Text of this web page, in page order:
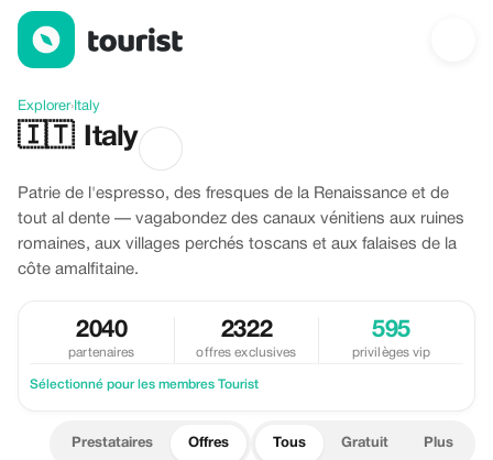
Offres à Italy
Explorer› Italy
🇮🇹 Italy
Patrie de l'espresso, des fresques de la Renaissance et de
tout al dente — vagabondez des canaux vénitiens aux ruines
romaines, aux villages perchés toscans et aux falaises de la
côte amalfitaine.
2040
partenaires
2322
offres exclusives
595
privilèges vip
Sélectionné pour les membres Tourist
Prestataires Offres Tous Gratuit Plus